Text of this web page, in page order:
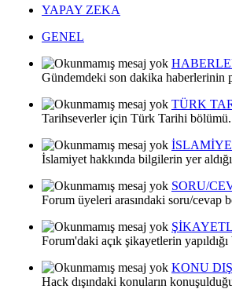
YAPAY ZEKA
GENEL
Gündemdeki son dakika haberlerinin
TÜRK
Tarihseverler için Türk Tarihi bölümü.
İslamiyet hakkında bilgilerin yer
SORU/
Forum üyeleri arasındaki soru/cevap
Forum'daki açık şikayetlerin
KONU
Hack dışındaki konuların